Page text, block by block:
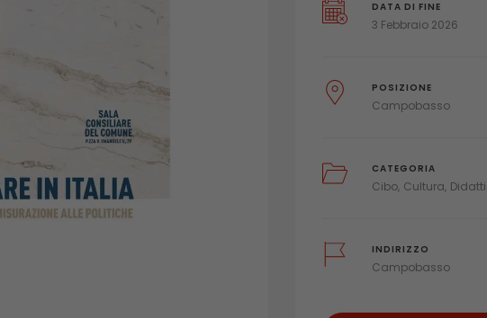
DATA DI FINE
3 Febbraio 2026
POSIZIONE
Campobasso
CATEGORIA
Cibo Cultura
INDIRIZZO
Campobasso